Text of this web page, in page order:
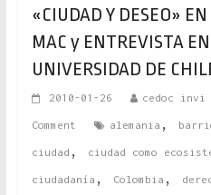
«CIUDAD Y DESEO»
MAC y ENTREVISTA
UNIVERSIDAD DE
2010-01-26 cedoc invi
Comment alemania ,
ciudad , ciudad como
ciudadanía , Colombia ,